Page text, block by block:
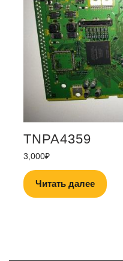
TNPA4359
3,000₽
Читать далее